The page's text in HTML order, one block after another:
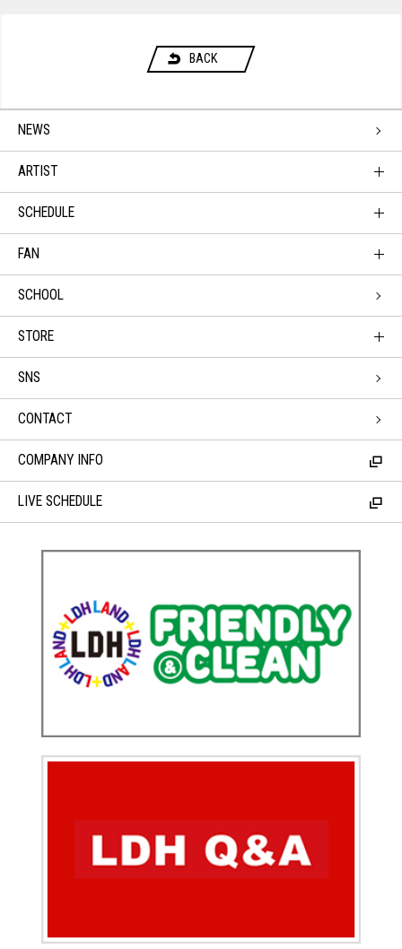
BACK
NEWS
ARTIST
SCHEDULE
FAN
SCHOOL
STORE
SNS
CONTACT
COMPANY INFO
LIVE SCHEDULE